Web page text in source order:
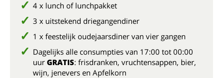
4 x lunch of lunchpakket
3 x uitstekend driegangendiner
1 x feestelijk oudejaarsdiner van vier gangen
Dagelijks alle consumpties van 17:00 tot 00:00
uur GRATIS: frisdranken, vruchtensappen, bier,
wijn, jenevers en Apfelkorn